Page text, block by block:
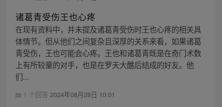
诸葛青受伤王也心疼
在现有资料中，并未提及诸葛青受伤时王也心疼的相关具
体情节。但从他们之间复杂且深厚的关系来看，如果诸葛
青受伤，王也可能会心疼。王也和诸葛青既是在奇门术数
上有所较量的对手，也是在罗天大醮后结成的好友。他
们...
1 个回答 2024年08月28日 10:01